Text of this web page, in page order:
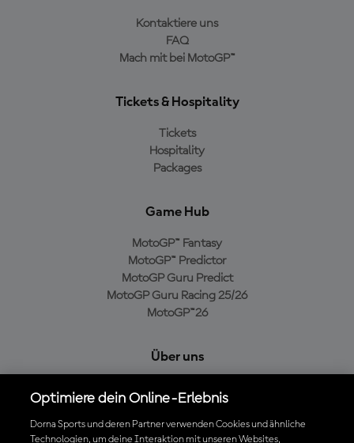
Kontaktiere uns
FAQ
Mach mit bei MotoGP™
Tickets & Hospitality
Tickets
Hospitality
Packages
Game Hub
MotoGP™ Fantasy
MotoGP™ Predictor
MotoGP Guru Predict
MotoGP Guru Racing 25/26
MotoGP™26
Über uns
Cookie-Richtlinien
Geschäftsbedingungen
Optimiere dein Online-Erlebnis
Dorna Sports und deren Partner verwenden Cookies und ähnliche
Technologien, um deine Interaktion mit unseren Websites,